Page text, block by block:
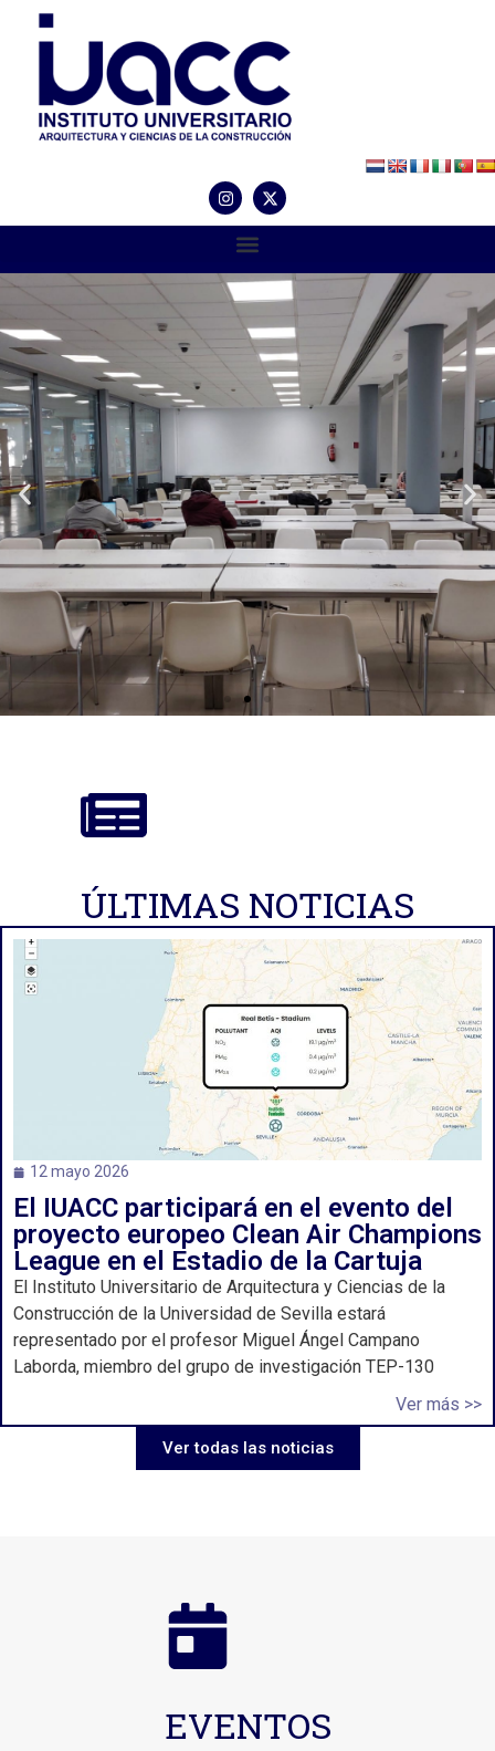
ÚLTIMAS NOTICIAS
12 mayo 2026
El IUACC participará en el evento del
proyecto europeo Clean Air Champions
League en el Estadio de la Cartuja
El Instituto Universitario de Arquitectura y Ciencias de la
Construcción de la Universidad de Sevilla estará
representado por el profesor Miguel Ángel Campano
Laborda, miembro del grupo de investigación TEP-130
Ver más >>
Ver todas las noticias
EVENTOS